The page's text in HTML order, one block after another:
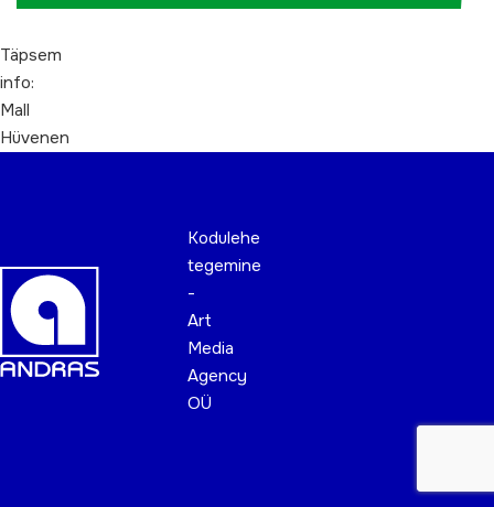
Täpsem
info:
Mall
Hüvenen
Kodulehe
tegemine
-
Art
Media
Agency
OÜ